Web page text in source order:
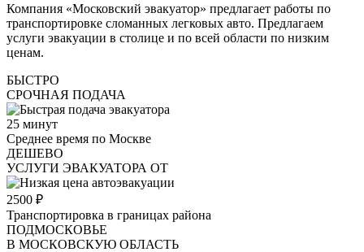
Компания «Московский эвакуатор» предлагает работы по
транспортировке сломанных легковых авто. Предлагаем
услуги эвакуации в столице и по всей области по низким
ценам.
БЫСТРО
СРОЧНАЯ ПОДАЧА
25 минут
Среднее время по Москве
ДЕШЕВО
УСЛУГИ ЭВАКУАТОРА ОТ
2500 ₽
Транспортировка в границах района
ПОДМОСКОВЬЕ
В МОСКОВСКУЮ ОБЛАСТЬ